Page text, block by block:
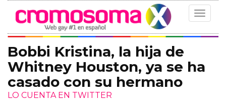
Toggle
Bobbi Kristina, la hija de
Whitney Houston, ya se ha
casado con su hermano
LO CUENTA EN TWITTER